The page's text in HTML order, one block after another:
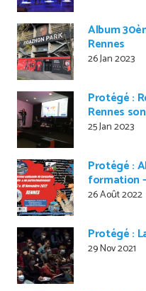
Album
Rennes
26 Jan 2023
Protégé :
Rennes
25 Jan 2023
Protégé :
formation
26 Août 2022
Protégé :
29 Nov 2021